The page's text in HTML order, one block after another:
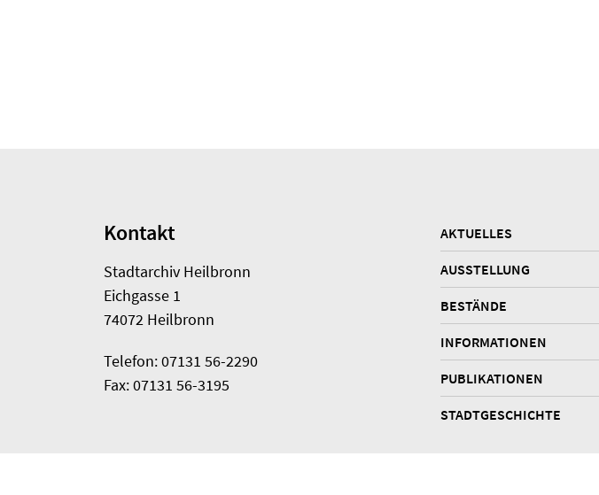
Kontakt
Stadtarchiv Heilbronn
Eichgasse 1
74072 Heilbronn
Telefon: 07131 56-2290
Fax: 07131 56-3195
AKTUELLES
AUSSTELLUNG
BESTÄNDE
INFORMATIONEN
PUBLIKATIONEN
STADTGESCHICHTE